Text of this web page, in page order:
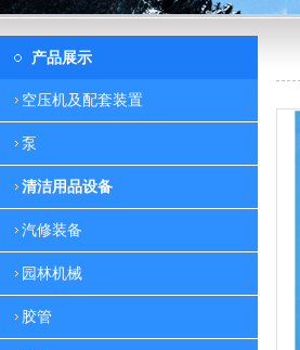
产品展示
空压机及配套装置
泵
清洁用品设备
汽修装备
园林机械
胶管